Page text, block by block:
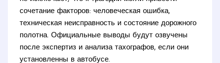
сочетание факторов: человеческая ошибка,
техническая неисправность и состояние дорожного
полотна. Официальные выводы будут озвучены
после экспертиз и анализа тахографов, если они
установленны в автобусе.